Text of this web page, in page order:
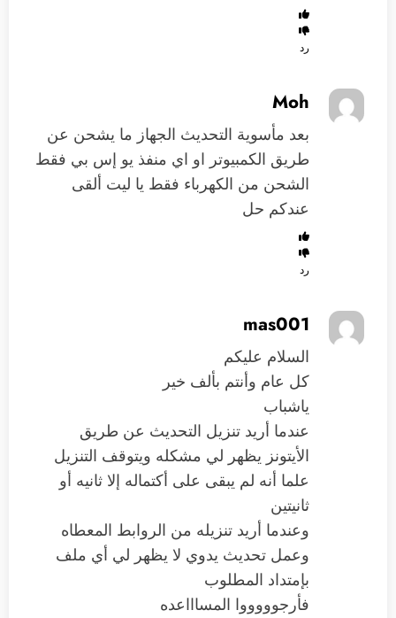
رد
Moh
بعد مأسوية التحديث الجهاز ما يشحن عن
طريق الكمبيوتر او اي منفذ يو إس بي فقط
الشحن من الكهرباء فقط يا ليت ألقى
عندكم حل
رد
mas001
السلام عليكم
كل عام وأنتم بألف خير
ياشباب
عندما أريد تنزيل التحديث عن طريق
الأيتونز يظهر لي مشكله ويتوقف التنزيل
علما أنه لم يبقى على أكتماله إلا ثانيه أو
ثانيتين
وعندما أريد تنزيله من الروابط المعطاه
وعمل تحديث يدوي لا يظهر لي أي ملف
بإمتداد المطلوب
فأرجوووووا المساااعده